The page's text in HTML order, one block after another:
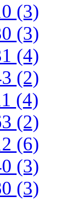
(3)
(3)
(4)
(2)
(4)
(2)
(6)
(3)
(3)